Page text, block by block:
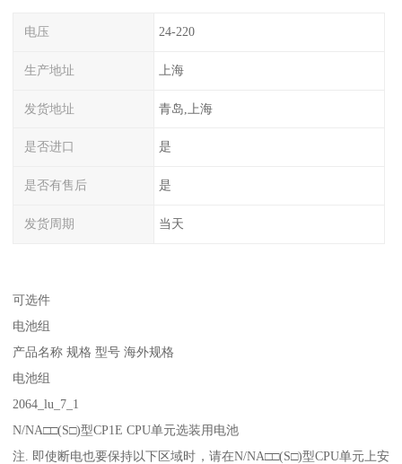
电压 24-220
生产地址 上海
发货地址 青岛,上海
是否进口 是
是否有售后 是
发货周期 当天
可选件
电池组
产品名称 规格 型号 海外规格
电池组
2064_lu_7_1
N/NA□□(S□)型CP1E CPU单元选装用电池
注. 即使断电也要保持以下区域时，请在N/NA□□(S□)型CPU单元上安